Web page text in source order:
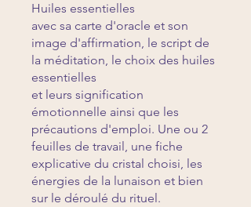
Huiles essentielles
avec sa carte d'oracle et son
image d'affirmation, le script de
la méditation, le choix des huiles
essentielles
et leurs signification
émotionnelle ainsi que les
précautions d'emploi. Une ou 2
feuilles de travail, une fiche
explicative du cristal choisi, les
énergies de la lunaison et bien
sur le déroulé du rituel.